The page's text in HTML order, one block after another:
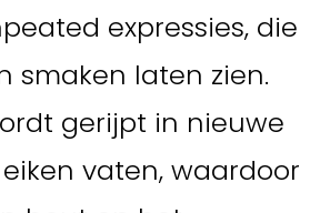
expressies, die
smaken laten zien.
gerijpt in nieuwe
vaten, waardoor